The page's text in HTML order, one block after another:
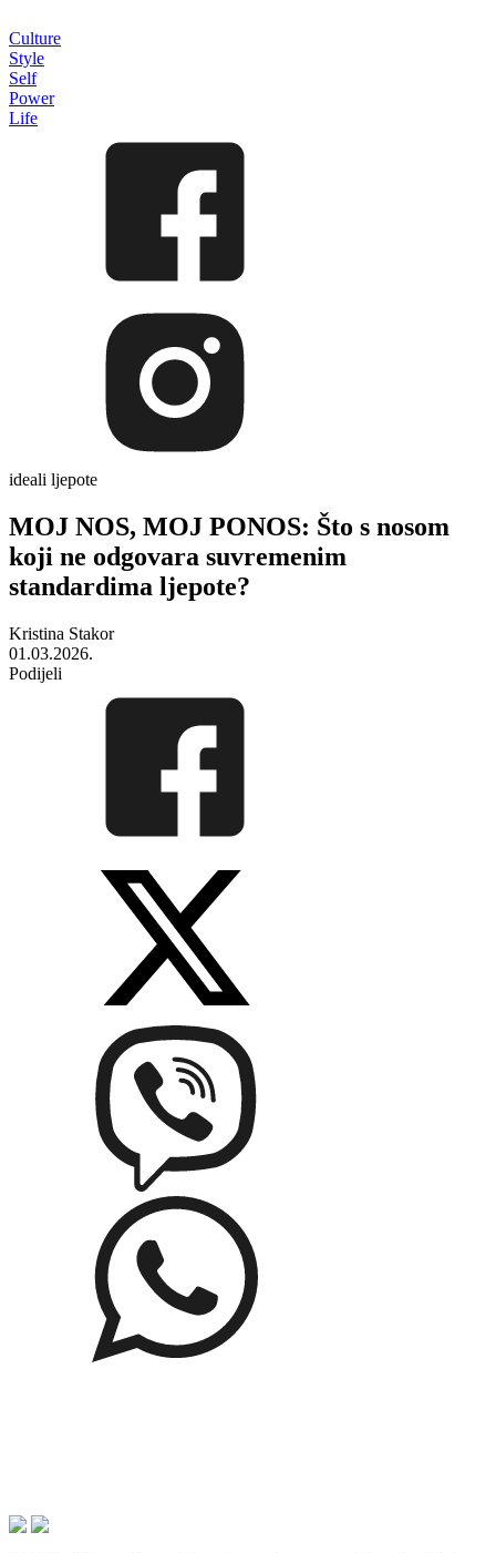
Culture
Style
Self
Power
Life
ideali ljepote
MOJ NOS, MOJ PONOS: Što s nosom
koji ne odgovara suvremenim
standardima ljepote?
Kristina Stakor
01.03.2026.
Podijeli